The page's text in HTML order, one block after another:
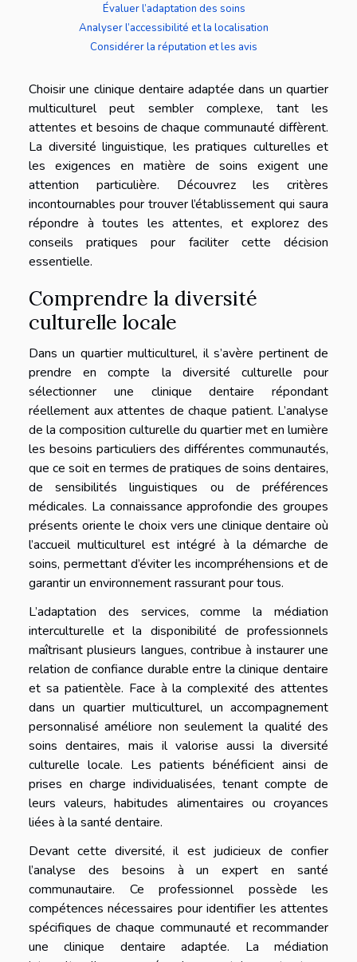
Évaluer l’adaptation des soins
Analyser l’accessibilité et la localisation
Considérer la réputation et les avis
Choisir une clinique dentaire adaptée dans un quartier
multiculturel peut sembler complexe, tant les
attentes et besoins de chaque communauté diffèrent.
La diversité linguistique, les pratiques culturelles et
les exigences en matière de soins exigent une
attention particulière. Découvrez les critères
incontournables pour trouver l’établissement qui saura
répondre à toutes les attentes, et explorez des
conseils pratiques pour faciliter cette décision
essentielle.
Comprendre la diversité
culturelle locale
Dans un quartier multiculturel, il s’avère pertinent de
prendre en compte la diversité culturelle pour
sélectionner une clinique dentaire répondant
réellement aux attentes de chaque patient. L’analyse
de la composition culturelle du quartier met en lumière
les besoins particuliers des différentes communautés,
que ce soit en termes de pratiques de soins dentaires,
de sensibilités linguistiques ou de préférences
médicales. La connaissance approfondie des groupes
présents oriente le choix vers une clinique dentaire où
l’accueil multiculturel est intégré à la démarche de
soins, permettant d’éviter les incompréhensions et de
garantir un environnement rassurant pour tous.
L’adaptation des services, comme la médiation
interculturelle et la disponibilité de professionnels
maîtrisant plusieurs langues, contribue à instaurer une
relation de confiance durable entre la clinique dentaire
et sa patientèle. Face à la complexité des attentes
dans un quartier multiculturel, un accompagnement
personnalisé améliore non seulement la qualité des
soins dentaires, mais il valorise aussi la diversité
culturelle locale. Les patients bénéficient ainsi de
prises en charge individualisées, tenant compte de
leurs valeurs, habitudes alimentaires ou croyances
liées à la santé dentaire.
Devant cette diversité, il est judicieux de confier
l’analyse des besoins à un expert en santé
communautaire. Ce professionnel possède les
compétences nécessaires pour identifier les attentes
spécifiques de chaque communauté et recommander
une clinique dentaire adaptée. La médiation